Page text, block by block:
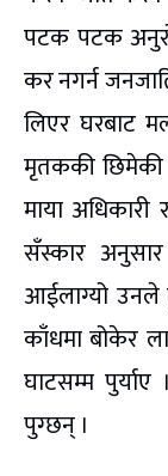
पटक पटक
कर नगर्न
लिएर घरबाट
मृतककी छिमेकी
माया
सँस्कार
आईलाग्यो
काँधमा बोकेर
घाटसम्म
पुग्छन् ।